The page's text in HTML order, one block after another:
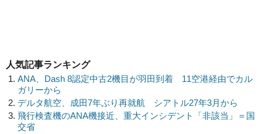
人気記事ランキング
ANA、Dash 8認定中古2機目が羽田到着 11空港経由でカル
ガリーから
デルタ航空、成田7年ぶり再就航 シアトル27年3月から
飛行検査機のANA機接近、重大インシデント「非該当」＝国
交省